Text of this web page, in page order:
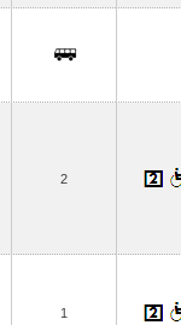
2
1